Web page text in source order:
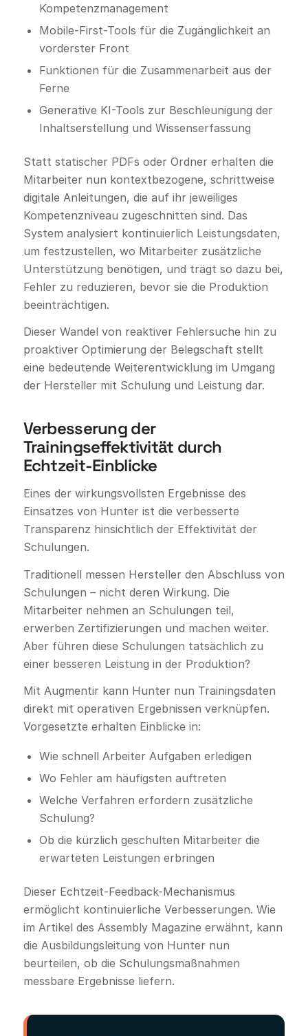
Kompetenzmanagement
Mobile-First-Tools für die Zugänglichkeit an
vorderster Front
Funktionen für die Zusammenarbeit aus der
Ferne
Generative KI-Tools zur Beschleunigung der
Inhaltserstellung und Wissenserfassung
Statt statischer PDFs oder Ordner erhalten die
Mitarbeiter nun kontextbezogene, schrittweise
digitale Anleitungen, die auf ihr jeweiliges
Kompetenzniveau zugeschnitten sind. Das
System analysiert kontinuierlich Leistungsdaten,
um festzustellen, wo Mitarbeiter zusätzliche
Unterstützung benötigen, und trägt so dazu bei,
Fehler zu reduzieren, bevor sie die Produktion
beeinträchtigen.
Dieser Wandel von reaktiver Fehlersuche hin zu
proaktiver Optimierung der Belegschaft stellt
eine bedeutende Weiterentwicklung im Umgang
der Hersteller mit Schulung und Leistung dar.
Verbesserung der
Trainingseffektivität durch
Echtzeit-Einblicke
Eines der wirkungsvollsten Ergebnisse des
Einsatzes von Hunter ist die verbesserte
Transparenz hinsichtlich der Effektivität der
Schulungen.
Traditionell messen Hersteller den Abschluss von
Schulungen – nicht deren Wirkung. Die
Mitarbeiter nehmen an Schulungen teil,
erwerben Zertifizierungen und machen weiter.
Aber führen diese Schulungen tatsächlich zu
einer besseren Leistung in der Produktion?
Mit Augmentir kann Hunter nun Trainingsdaten
direkt mit operativen Ergebnissen verknüpfen.
Vorgesetzte erhalten Einblicke in:
Wie schnell Arbeiter Aufgaben erledigen
Wo Fehler am häufigsten auftreten
Welche Verfahren erfordern zusätzliche
Schulung?
Ob die kürzlich geschulten Mitarbeiter die
erwarteten Leistungen erbringen
Dieser Echtzeit-Feedback-Mechanismus
ermöglicht kontinuierliche Verbesserungen. Wie
im Artikel des Assembly Magazine erwähnt, kann
die Ausbildungsleitung von Hunter nun
beurteilen, ob die Schulungsmaßnahmen
messbare Ergebnisse liefern.